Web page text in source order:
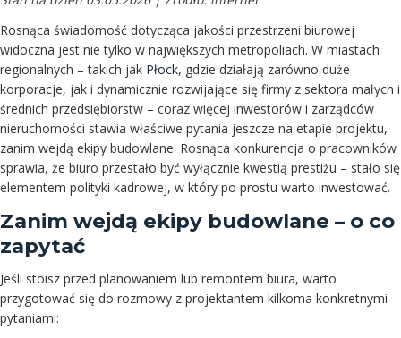
Rosnąca świadomość dotycząca jakości przestrzeni biurowej
widoczna jest nie tylko w największych metropoliach. W miastach
regionalnych – takich jak Płock, gdzie działają zarówno duże
korporacje, jak i dynamicznie rozwijające się firmy z sektora małych i
średnich przedsiębiorstw – coraz więcej inwestorów i zarządców
nieruchomości stawia właściwe pytania jeszcze na etapie projektu,
zanim wejdą ekipy budowlane. Rosnąca konkurencja o pracowników
sprawia, że biuro przestało być wyłącznie kwestią prestiżu – stało się
elementem polityki kadrowej, w który po prostu warto inwestować.
Zanim wejdą ekipy budowlane – o co
zapytać
Jeśli stoisz przed planowaniem lub remontem biura, warto
przygotować się do rozmowy z projektantem kilkoma konkretnymi
pytaniami: